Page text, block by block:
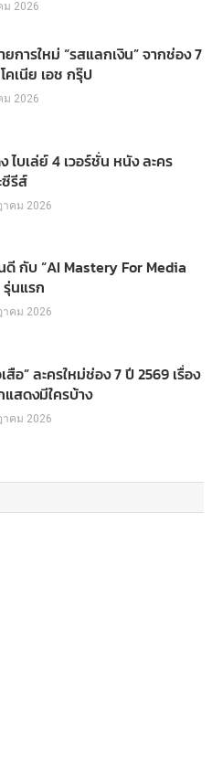
ม 2026
ยการใหม่ “รสแลกเงิน” จากช่อง 7
คเนีย เอช กรุ๊ป
ม 2026
ไบเล่ย์ 4 เวอร์ชั่น หนัง ละคร
รีส์
าคม 2026
ดี กับ “AI Mastery For Media
รุ่นแรก
าคม 2026
สือ” ละครใหม่ช่อง 7 ปี 2569 เรื่อง
สดงมีใครบ้าง
าคม 2026